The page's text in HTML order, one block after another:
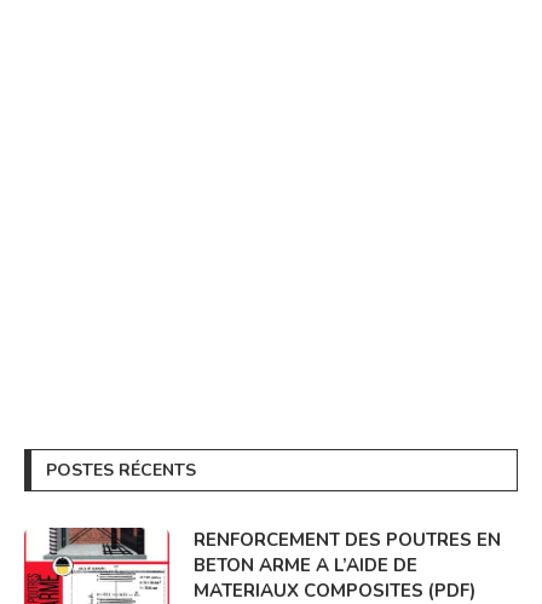
POSTES RÉCENTS
RENFORCEMENT DES POUTRES EN
BETON ARME A L’AIDE DE
MATERIAUX COMPOSITES (PDF)